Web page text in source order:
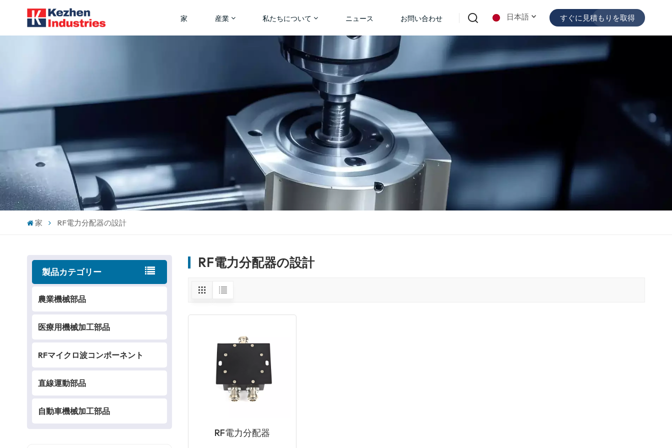
家 産業 私たちについて ニュース お問い合わせ 日本語 すぐに見積もりを取得
家 RF電力分配器の設計
製品カテゴリー
農業機械部品
医療用機械加工部品
RFマイクロ波コンポーネント
直線運動部品
自動車機械加工部品
RF電力分配器の設計
RF電力分配器